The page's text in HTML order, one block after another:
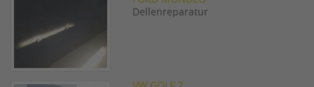
Dellenreparatur